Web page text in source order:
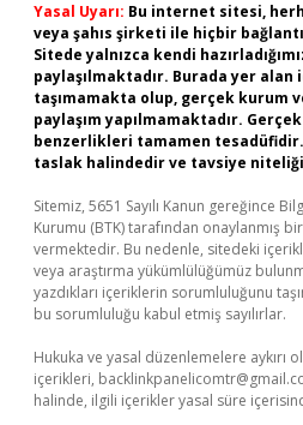
Yasal Uyarı: Bu internet sitesi,
veya şahıs şirketi ile hiçbir
Sitede yalnızca kendi
paylaşılmaktadır. Burada yer
taşımamakta olup, gerçek kurum
paylaşım yapılmamaktadır.
benzerlikleri tamamen
taslak halindedir ve tavsiye
Sitemiz, 5651 Sayılı Kanun gereğince
Kurumu (BTK) tarafından onaylanmış
vermektedir. Bu nedenle, sitedeki
veya araştırma yükümlülüğümüz
yazdıkları içeriklerin sorumluluğunu
bu sorumluluğu kabul etmiş sayılırlar.
Hukuka ve yasal düzenlemelere aykırı
içerikleri,
halinde, ilgili içerikler yasal süre